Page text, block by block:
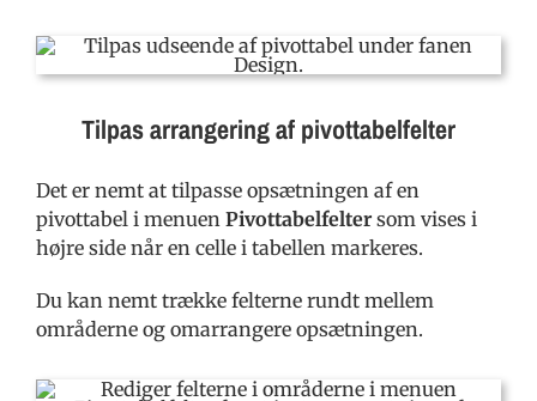
Tilpas arrangering af pivottabelfelter
Det er nemt at tilpasse opsætningen af en
pivottabel i menuen Pivottabelfeltersom vises i
højre side når en celle i tabellen markeres.
Du kan nemt trække felterne rundt mellem
områderne og omarrangere opsætningen.